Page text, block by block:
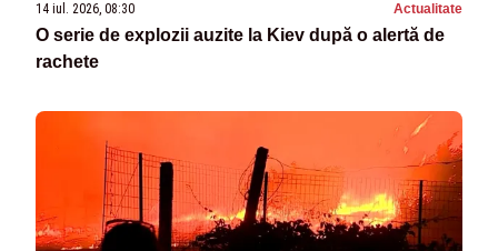
14 iul. 2026, 08:30 Actualitate
O serie de explozii auzite la Kiev după o alertă de
rachete